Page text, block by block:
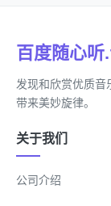
让我来弹奏
来吧来吧我
来打完妹子
百度随心听
发现和欣赏优质音
带来美妙旋律。
关于我们
公司介绍